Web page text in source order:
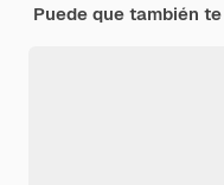
Puede que también